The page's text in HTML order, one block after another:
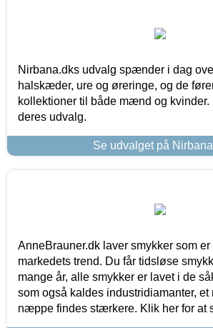
Nirbana.dks udvalg spænder i dag
halskæder, ure og øreringe, og de
kollektioner til både mænd og kvinder.
deres udvalg.
Se udvalget på
AnneBrauner.dk laver smykker som
markedets trend. Du får tidsløse
mange år, alle smykker er lavet i de
som også kaldes industridiamanter, et
næppe findes stærkere. Klik her for at